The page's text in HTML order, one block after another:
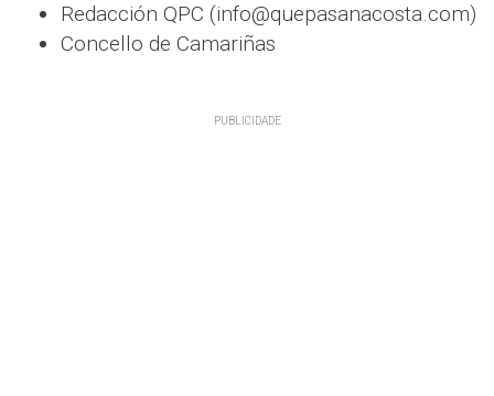
Redacción QPC (info@quepasanacosta.com)
Concello de Camariñas